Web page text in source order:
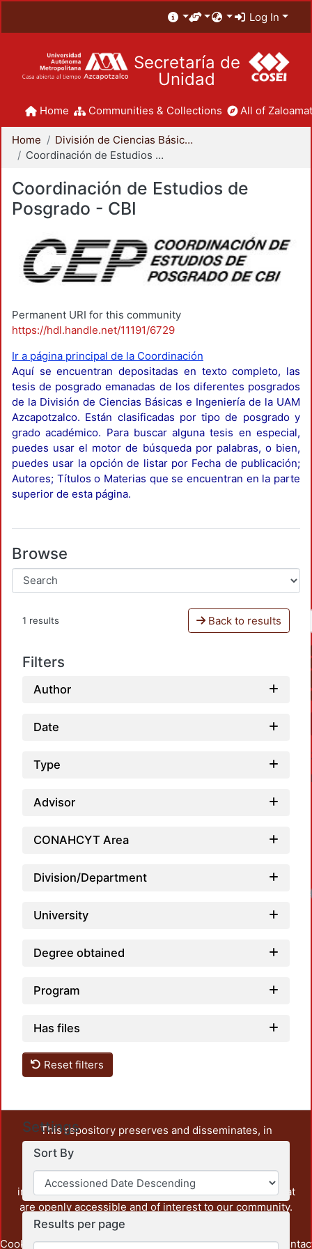
Log In
Secretaría de
Unidad
Home Communities & Collections All of
Home
División de Ciencias Básicas e Ingeniería
Coordinación de Estudios de Posgrado - CBI
Coordinación de Estudios de
Posgrado - CBI
Permanent URI for this community
https://hdl.handle.net/11191/6729
Ir a página principal de la Coordinación
Aquí se encuentran depositadas en texto completo, las
tesis de posgrado emanadas de los diferentes posgrados
de la División de Ciencias Básicas e Ingeniería de la UAM
Azcapotzalco. Están clasificadas por tipo de posgrado y
grado académico. Para buscar alguna tesis en especial,
puedes usar el motor de búsqueda por palabras, o bien,
puedes usar la opción de listar por Fecha de publicación;
Autores; Títulos o Materias que se encuentran en la parte
superior de esta página.
Browse
1 results Back to results
Filters
Author
Date
Type
Advisor
CONAHCYT Area
Division/Department
University
Degree obtained
Program
Has files
Reset filters
Settings
Sort By
Results per page
This repository preserves and disseminates, in
unrestricted open access, the teaching and research
output of UAM Azcapotzalco. It also includes some
administrative and graphic documents from the
institution, as well as content from other institutions that
are openly accessible and of interest to our community.
Cookie Privacy End User Send